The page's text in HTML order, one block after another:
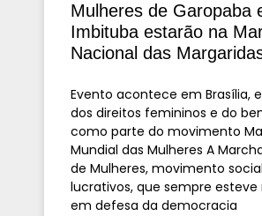
Mulheres de Garopaba
Imbituba estarão na
Nacional das
Evento acontece em Brasília,
dos direitos femininos e do
como parte do movimento
Mundial das Mulheres A
de Mulheres, movimento
lucrativos, que sempre esteve
em defesa da democracia